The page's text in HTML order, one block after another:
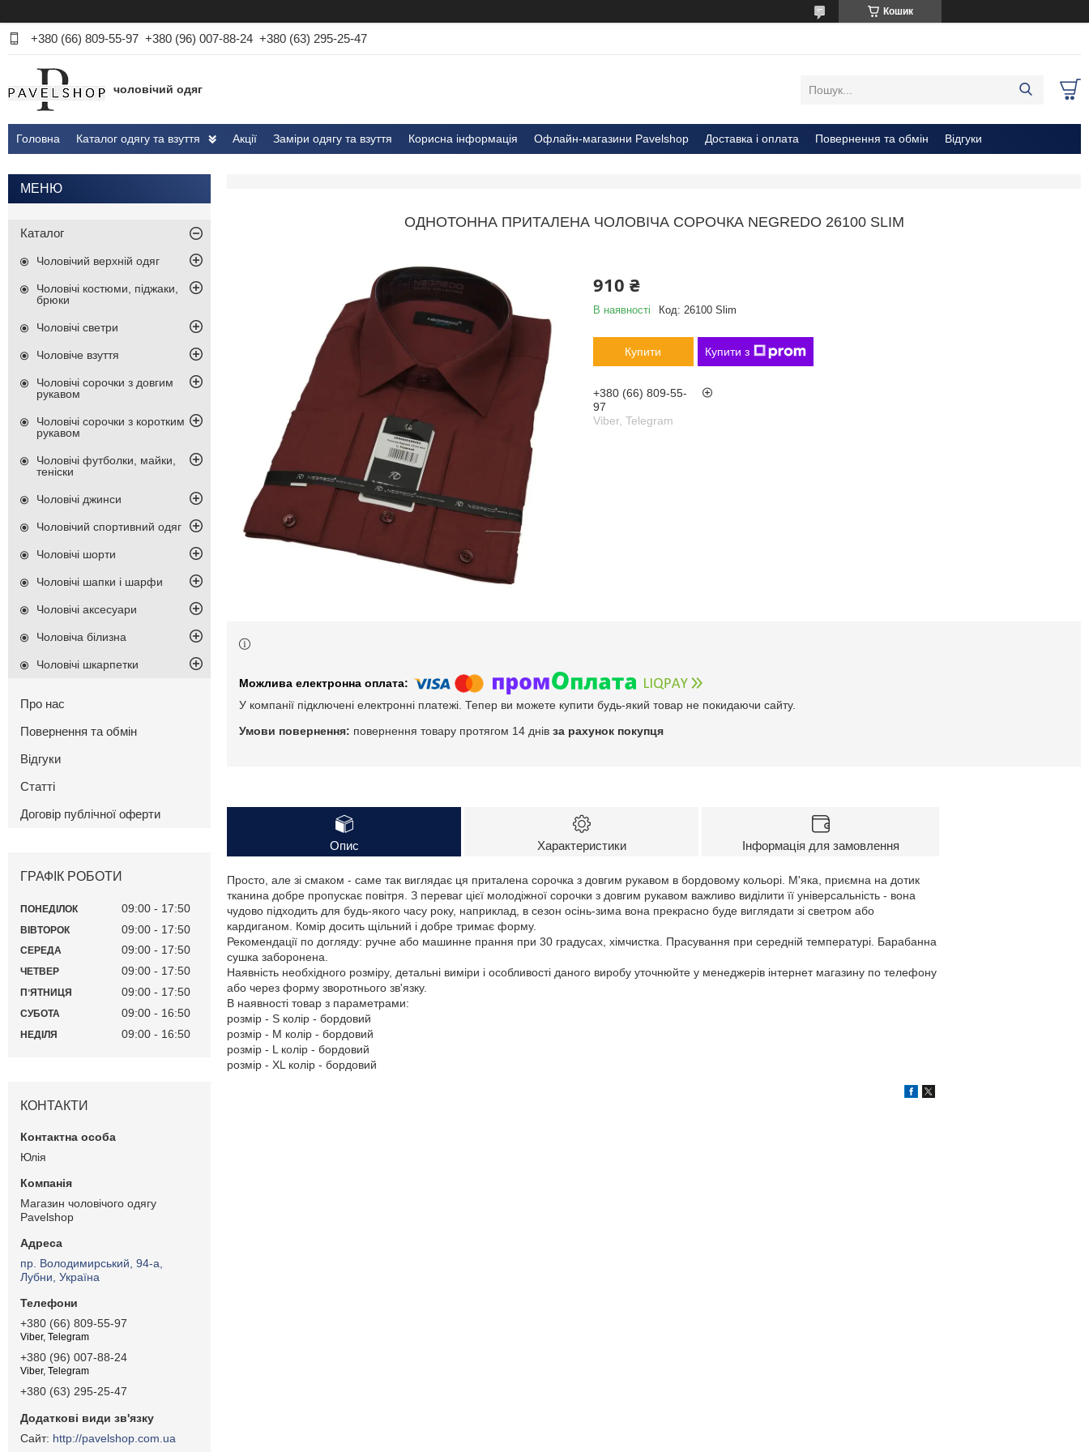
Кошик
+380 (66) 809-55-97 +380 (96) 007-88-24 +380 (63) 295-25-47
чоловічий одяг
Головна Каталог одягу та взуття Акції Заміри одягу та взуття Корисна інформація Офлайн-магазини Pavelshop Доставка і оплата Повернення та обмін Відгуки
ОДНОТОННА ПРИТАЛЕНА ЧОЛОВІЧА СОРОЧКА NEGREDO 26100 SLIM
910 ₴
В наявності Код: 26100 Slim
Купити Купити з
+380 (66) 809-55-
97
Viber, Telegram
У компанії підключені електронні платежі. Тепер ви можете купити будь-який товар не покидаючи сайту.
повернення товару протягом 14 днів за рахунок покупця
Опис Характеристики Інформація для замовлення
Просто, але зі смаком - саме так виглядає ця приталена сорочка з довгим рукавом в бордовому кольорі. М'яка, приємна на дотик
тканина добре пропускає повітря. З переваг цієї молодіжної сорочки з довгим рукавом важливо виділити її універсальність - вона
чудово підходить для будь-якого часу року, наприклад, в сезон осінь-зима вона прекрасно буде виглядати зі светром або
кардиганом. Комір досить щільний і добре тримає форму.
Рекомендації по догляду: ручне або машинне прання при 30 градусах, хімчистка. Прасування при середній температурі. Барабанна
сушка заборонена.
Наявність необхідного розміру, детальні виміри і особливості даного виробу уточнюйте у менеджерів інтернет магазину по телефону
або через форму зворотнього зв'язку.
В наявності товар з параметрами:
розмір - S колір - бордовий
розмір - M колір - бордовий
розмір - L колір - бордовий
розмір - XL колір - бордовий
Каталог
Чоловічий верхній одяг
Чоловічі костюми, піджаки,
брюки
Чоловічі светри
Чоловіче взуття
Чоловічі сорочки з довгим
рукавом
Чоловічі сорочки з коротким
рукавом
Чоловічі футболки, майки,
теніски
Чоловічі джинси
Чоловічий спортивний одяг
Чоловічі шорти
Чоловічі шапки і шарфи
Чоловічі аксесуари
Чоловіча білизна
Чоловічі шкарпетки
Про нас
Повернення та обмін
Відгуки
Статті
Договір публічної оферти
ГРАФІК РОБОТИ
ПОНЕДІЛОК 09:00 17:50
ВІВТОРОК 09:00 17:50
СЕРЕДА 09:00 17:50
ЧЕТВЕР 09:00 17:50
ПʼЯТНИЦЯ 09:00 17:50
СУБОТА 09:00 16:50
НЕДІЛЯ 09:00 16:50
КОНТАКТИ
Юлія
Магазин чоловічого одягу
Pavelshop
пр. Володимирський, 94-а,
Лубни, Україна
+380 (66) 809-55-97
Viber, Telegram
+380 (96) 007-88-24
Viber, Telegram
+380 (63) 295-25-47
http://pavelshop.com.ua